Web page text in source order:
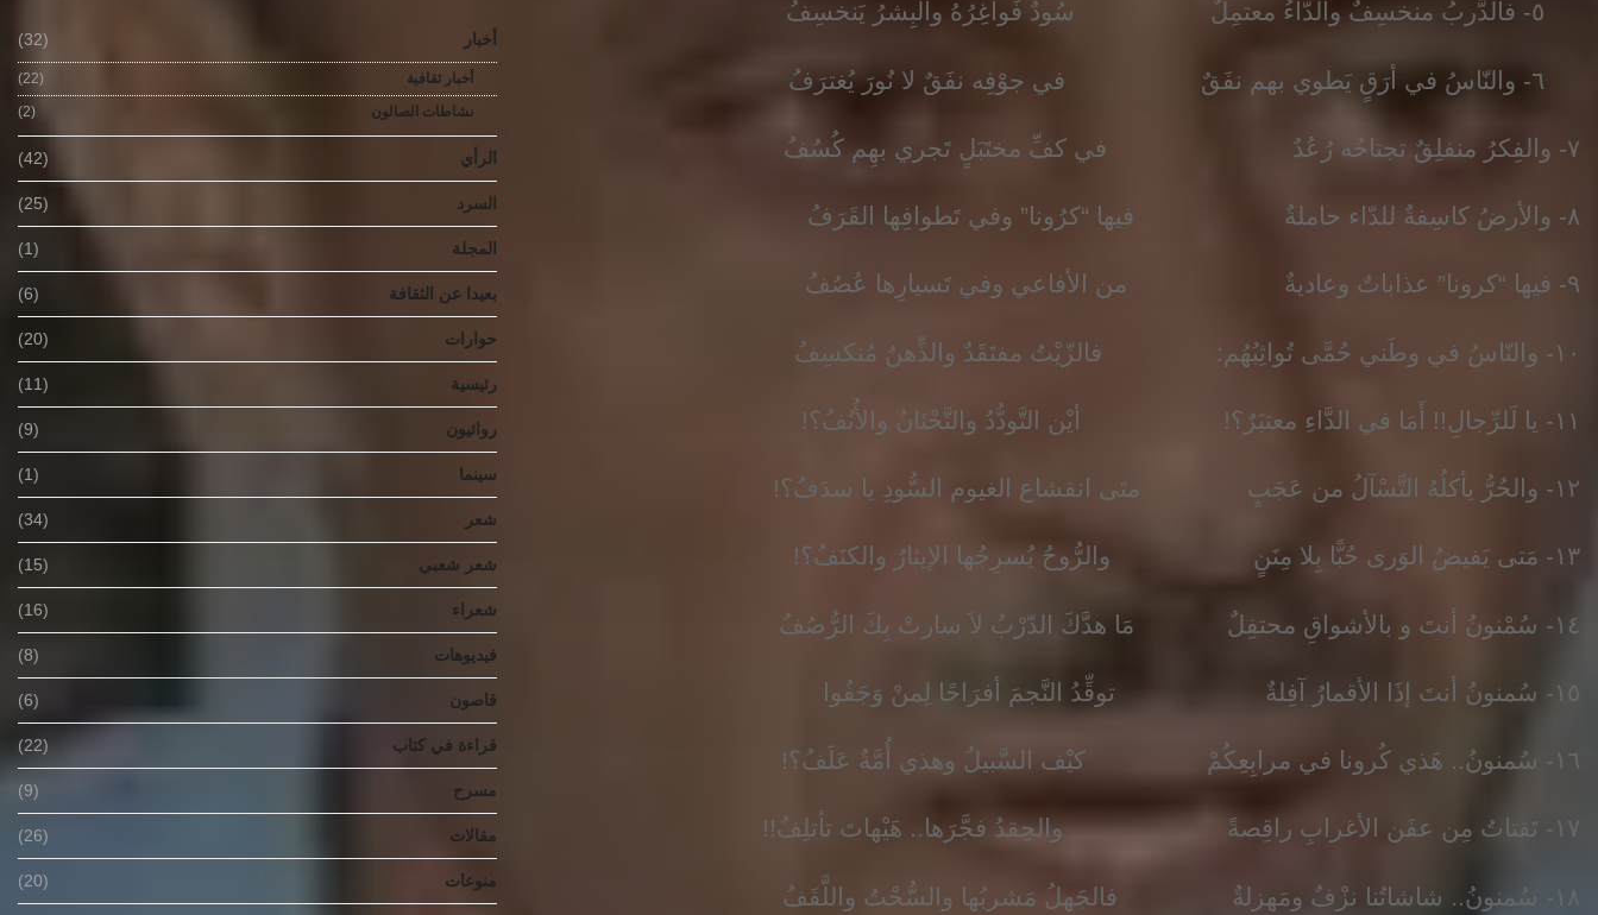
٧- والفِكرُ منفلِقٌ تجتاحُه رُعُدٌ في كفِّ مختَبَلٍ تَجري بهِم كُسُفُ
٨- والأرضُ كاسِفةٌ للدّاء حاملةٌ فيها “كرُونا” وفي تَطوافِها القَرَفُ
٩- فيها “كرونا” عذاباتٌ وعاديةٌ من الأفاعي وفي تَسيارِها عُصُفُ
١٠- والنّاسُ في وطَني حُمَّى تُواثِبُهُم: فالزّيْتُ مفتَقَدٌ والذِّهنُ مُنكسِفُ
١١- يا لَلرِّجالِ!! أَمَا في الدَّاءِ معتبَرٌ؟! أيْن التَّودُّدُ والتَّحْنَانُ والأُنُفُ؟!
١٢- والحُرُّ يأكلُهُ التَّسْآلُ من عَجَبٍ متَى انقشاع الغيوم السُّودِ يا سدَفُ؟!
١٣- مَتى يَفيضُ الوَرى حُبًّا بِلا مِنَنٍ والرُّوحُ يُسرِجُها الإيثارُ والكنَفُ؟!
١٤- سُمْنونُ أنتَ و بالأشواقِ محتفِلٌ مَا هدَّكَ الدّرْبُ لاَ سارتْ بِكَ الرُّصُفُ
١٥- سُمنونُ أنتَ إذَا الأقمارُ آفِلةٌ توقِّدُ النَّجمَ أفرَاحًا لِمنْ وَجَفُوا
١٦- سُمنونُ.. هَذي كُرونا في مرابِعِكُمْ كيْف السَّبيلُ وهذي أُمَّةٌ عَلَفُ؟!
١٧- تَقتاتُ مِن عفَن الأغرابِ راقِصةً والحِقدُ فجَّرَها.. هَيْهاتَ تأتلِفُ!!
١٨- سُمنونُ.. شاشاتُنا نزْفٌ ومَهزلةٌ فالجَهلُ مَشربُها والسُّحْتُ واللَّقَفُ
أخبار (32)
أخبار ثقافية
(22)
نشاطات الصالون
(2)
الرأي (42)
السرد (25)
المجلة (1)
بعيدا عن الثقافة (6)
حوارات (20)
رئيسية (11)
روائيون (9)
سينما (1)
شعر (34)
شعر شعبي (15)
شعراء (16)
فيديوهات (8)
قاصون (6)
قراءة في كتاب (22)
مسرح (9)
مقالات (26)
منوعات (20)